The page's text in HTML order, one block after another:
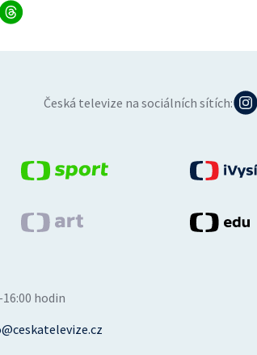
Česká televize na sociálních sítích:
hodin